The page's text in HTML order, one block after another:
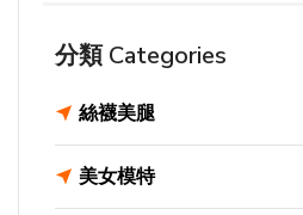
分類 Categories
絲襪美腿
美女模特